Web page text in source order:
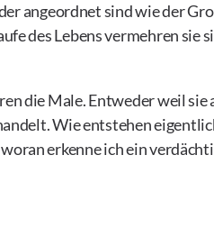
angeordnet sind wie der
des Lebens vermehren sie
die Male. Entweder weil sie
Wie entstehen
erkenne ich ein